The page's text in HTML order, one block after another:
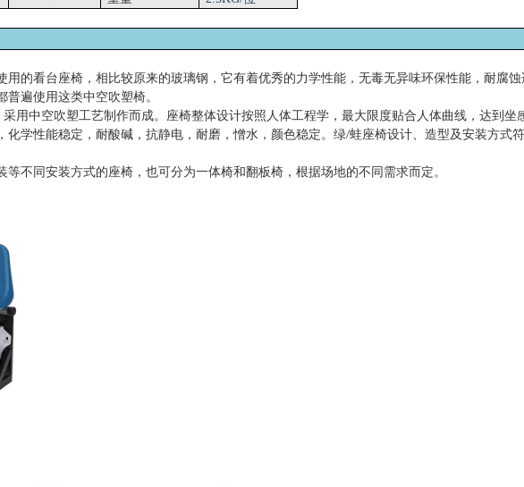
的看台座椅，相比较原来的玻璃钢，它有着优秀的力学性能，无毒无异味环保性能，耐腐
遍使用这类中空吹塑椅。
采用中空吹塑工艺制作而成。座椅整体设计按照人体工程学，最大限度贴合人体曲线，达到坐
学性能稳定，耐酸碱，抗静电，耐磨，憎水，颜色稳定。绿/蛙座椅设计、造型及安装方式
不同安装方式的座椅，也可分为一体椅和翻板椅，根据场地的不同需求而定。